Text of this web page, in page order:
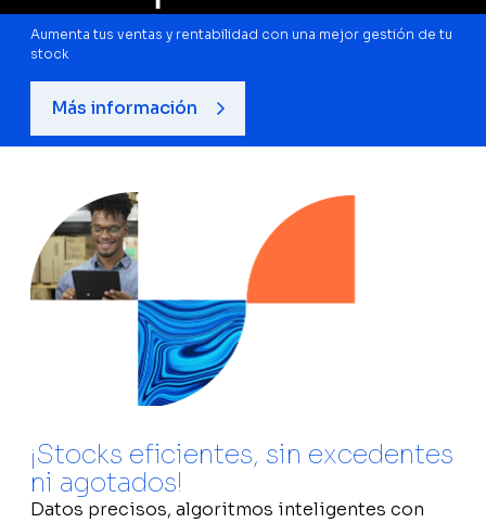
Aumenta tus ventas y rentabilidad con una mejor gestión de tu
stock
Más información
¡Stocks eficientes, sin excedentes
ni agotados!
Datos precisos, algoritmos inteligentes con